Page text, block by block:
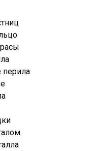
перила